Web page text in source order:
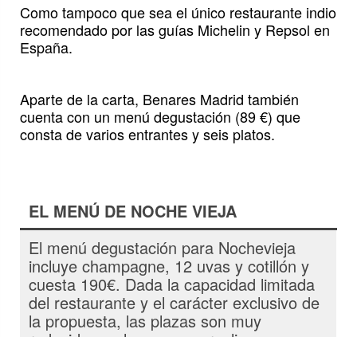
Como tampoco que sea el único restaurante indio
recomendado por las guías Michelin y Repsol en
España.
Aparte de la carta, Benares Madrid también
cuenta con un menú degustación (89 €) que
consta de varios entrantes y seis platos.
EL MENÚ DE NOCHE VIEJA
El menú degustación para Nochevieja
incluye champagne, 12 uvas y cotillón y
cuesta 190€. Dada la capacidad limitada
del restaurante y el carácter exclusivo de
la propuesta, las plazas son muy